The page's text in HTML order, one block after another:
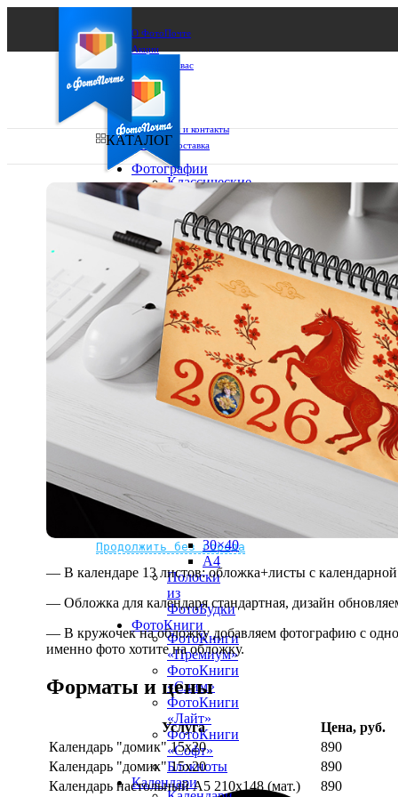
О ФотоПочте
Акции
Сделаем за вас
Бизнесу
FAQ
Франшиза
Поддержка и контакты
Оплата и доставка
Ваш город:
Ваш регион доставки
Выберите из списка:
Не нашли Ваш город?
Мы доставляем по всему миру
Продолжить без города
КАТАЛОГ
Фотографии
Классические
10х10
10х15
13х18
15х15
15х20
20х20
30х30
30х40
А4
Фото
рамке
10х10
10×15
15×15
20×20
20×30
30×30
30×40
A4
Полоски
из
ФотоБудки
ФотоКниги
ФотоКниги
«Премиум»
ФотоКниги
«Слим»
ФотоКниги
«Лайт»
ФотоКниги
«Софт»
Блокноты
Календари
— В календаре 13 листов: обложка+листы с календарной
— Обложка для календаря стандартная, дизайн
— В кружочек на обложку добавляем фотографию с
именно фото хотите на обложку.
Форматы и цены
Услуга
Цена, руб.
Календарь "домик" 15х20
890
Календарь "домик" 15х20
890
Календарь настольный А5 210х148 (мат.)
890